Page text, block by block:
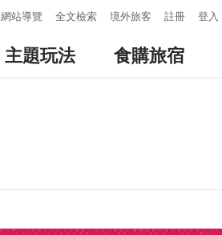
網站導覽 全文檢索 境外旅客 註冊 登入
主題玩法 食購旅宿